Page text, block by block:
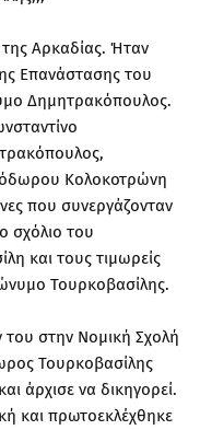
της Αρκαδίας. Ήταν
Επανάστασης του
Δημητρακόπουλος.
Κολοκοτρώνη
που συνεργάζονταν
σχόλιο του
και τους τιμωρείς
Τουρκοβασίλης.
στην Νομική Σχολή
Τουρκοβασίλης
άρχισε να δικηγορεί.
και πρωτοεκλέχθηκε